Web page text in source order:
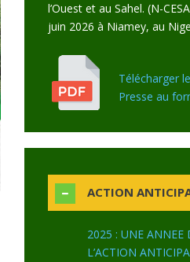
l’Ouest et au Sahel. (N-
juin 2026 à Niamey, au
Télécharger
Presse au
ACTION
2025 : UNE ANNEE
L’ACTION